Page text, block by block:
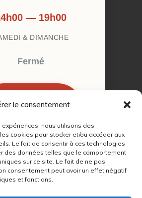
le consentement
nous utilisons des
cookies pour stocker et/ou accéder aux
Le fait de consentir à ces technologies
des données telles que le comportement
sur ce site. Le fait de ne pas
consentement peut avoir un effet négatif
et fonctions.
— 19h00
& DIMANCHE
Fermé
RENDEZ-VOUS
– 2026Autour du Feu 77